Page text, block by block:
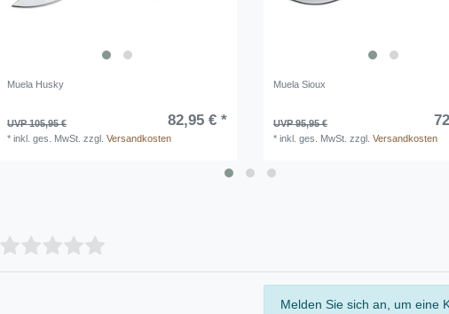
Muela Husky
UVP 105,95 € 82,95 € *
*inkl. ges. MwSt. zzgl.Versandkosten
Muela Sioux
UVP 95,95 €
*inkl. ges. MwSt. zzgl.Versandkosten
Melden Sie sich an, um eine